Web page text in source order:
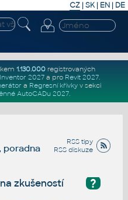
CZ | SK| EN | DE
1.130.000registrovaných
Inventor 2027a pro Revit 2027.
a Regresní křivkyv sekci
AutoCADu 2027.
RSS tipy
RSS diskuze
poradna
?
zkušeností